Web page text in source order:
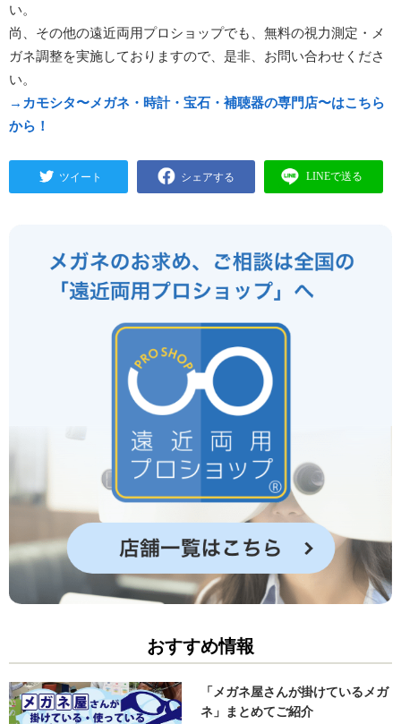
い。
尚、その他の遠近両用プロショップでも、無料の視力測定・メ
ガネ調整を実施しておりますので、是非、お問い合わせくださ
い。
→カモシタ〜メガネ・時計・宝石・補聴器の専門店〜はこちら
から！
おすすめ情報
「メガネ屋さんが掛けているメガ
ネ」まとめてご紹介